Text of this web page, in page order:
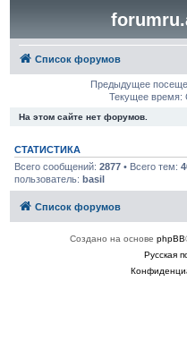
Список форумов
Предыдущее
Текущее время:
На этом сайте нет форумов.
СТАТИСТИКА
Всего сообщений: 2877• Всего тем:
пользователь: basil
Список форумов
Создано на основе phpBB
Русская